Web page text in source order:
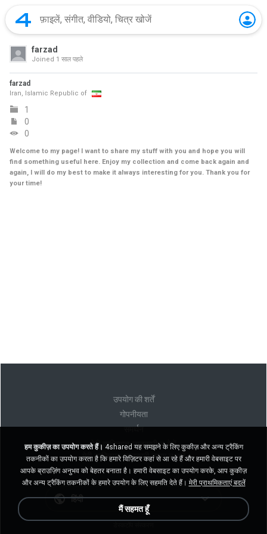
farzad
Joined 1 साल पहले
farzad
Iran, Islamic Republic of
1
0
0
Welcome to my page! I want to share my stuff with you and hope you will
find something useful here. Enjoy my collection and come back again and
again, I will do my best to make it always interesting for you. Thank you for
your time!
उपयोग की शर्तें
गोपनीयता
समर्थन
मेरी व्यक्तिगत जानकारी न बेचें
मेरी व्यक्तिगत जानकारी साझा न करें
हिंदी
हम कुकीज़ का उपयोग करते हैं। 4shared यह समझने के लिए कुकीज़ और अन्य ट्रैकिंग
तकनीकों का उपयोग करता है कि हमारे विज़िटर कहां से आ रहे हैं और हमारी वेबसाइट पर
आपके ब्राउज़िंग अनुभव को बेहतर बनाता है। हमारी वेबसाइट का उपयोग करके, आप कुकीज़
और अन्य ट्रैकिंग तकनीकों के हमारे उपयोग के लिए सहमति देते हैं। मेरी प्राथमिकताएं बदलें
मैं सहमत हूँ